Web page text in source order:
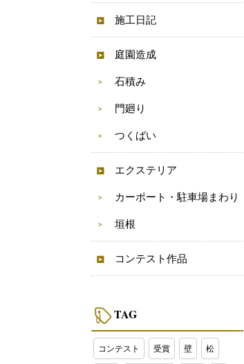
施工日記
庭園造成
石積み
門廻り
つくばい
エクステリア
カーポート・駐車場まわり
垣根
コンテスト作品
TAG
コンテスト 受賞 壁 松